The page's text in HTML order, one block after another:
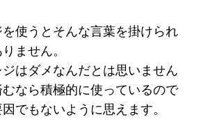
使うとそんな言葉を掛けられ
ません。
はダメなんだとは思いません
むなら積極的に使っているので
でもないように思えます。